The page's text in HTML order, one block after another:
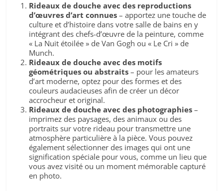
Rideaux de douche avec des reproductions
d’œuvres d’art connues – apportez une touche de
culture et d’histoire dans votre salle de bains en y
intégrant des chefs-d’œuvre de la peinture, comme
« La Nuit étoilée » de Van Gogh ou « Le Cri » de
Munch.
Rideaux de douche avec des motifs
géométriques ou abstraits – pour les amateurs
d’art moderne, optez pour des formes et des
couleurs audacieuses afin de créer un décor
accrocheur et original.
Rideaux de douche avec des photographies –
imprimez des paysages, des animaux ou des
portraits sur votre rideau pour transmettre une
atmosphère particulière à la pièce. Vous pouvez
également sélectionner des images qui ont une
signification spéciale pour vous, comme un lieu que
vous avez visité ou un moment mémorable capturé
en photo.